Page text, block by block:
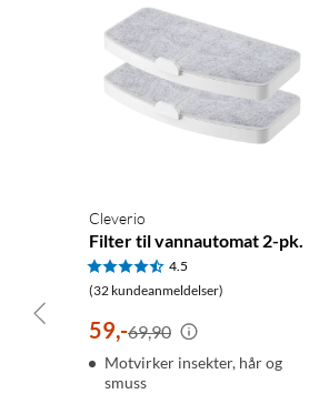
Cleverio
Filter til vannautomat 2-pk.
4.5
(32 kundeanmeldelser)
59,-69,90
Motvirker insekter, hår og
smuss